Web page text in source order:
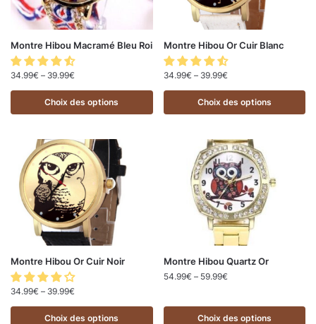
Montre Hibou Macramé Bleu Roi
34.99€ – 39.99€
Choix des options
Montre Hibou Or Cuir Blanc
34.99€ – 39.99€
Choix des options
Montre Hibou Or Cuir Noir
34.99€ – 39.99€
Choix des options
Montre Hibou Quartz Or
54.99€ – 59.99€
Choix des options